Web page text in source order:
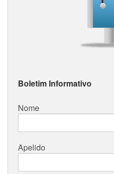
Boletim Informativo
Nome
Apelido